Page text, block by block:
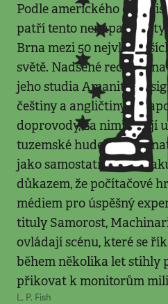
Podle amerického
patří tento nenápadný
Brna mezi 50
světě. Nadšené recenze
jeho studia Amanita
češtiny a angličtiny i v
doprovody, za nimiž stojí
tuzemské hudební
jako samostatná alba.
důkazem, že počítačové
médiem pro úspěšný
tituly Samorost,
ovládají scénu, které se
během několika let stihly
přikovat k monitorům
L. P. Fish